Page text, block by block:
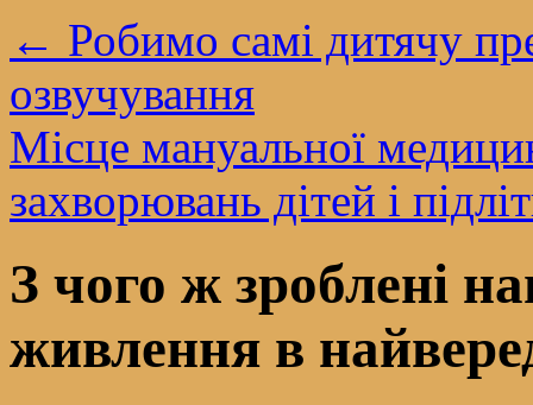
← Робимо самі дитячу
озвучування
Місце мануальної
захворювань дітей і
З чого ж зроблені
живлення в